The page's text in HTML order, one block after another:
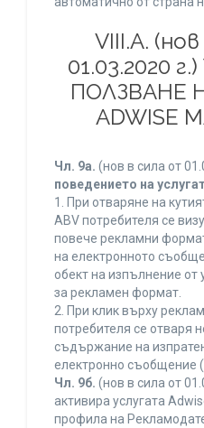
VIII.A.
01.03.2020
ПОЛЗВАНЕ
ADWISE
Чл. 9а. (нов в сила от
поведението на
1. При отваряне на
ABV потребителя се
повече рекламни
на електронното
обект на изпълнение от
за рекламен формат.
2. При клик върху
потребителя се отваря
съдържание на
електронно съобщение
Чл. 9б. (нов в сила от
активира услугата
профила на